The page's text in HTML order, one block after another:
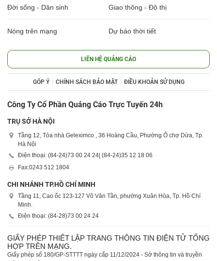
Đời sống - Dân sinh Giao thông - Đô thị
Nóng trên mạng Dự báo thời tiết
LIÊN HỆ QUẢNG CÁO
GÓP Ý CHÍNH SÁCH BẢO MẬT ĐIỀU KHOẢN SỬ DỤNG
Công Ty Cổ Phần Quảng Cáo Trực Tuyến 24h
TRỤ SỞ HÀ NỘI
Tầng 12, Tòa nhà Geleximco , 36 Hoàng Cầu, Phường Ô chợ Dừa, Tp.
Hà Nội
Điện thoại: (84-24)73 00 24 24 | (84-24)35 12 18 06
Fax:0243 512 1804
CHI NHÁNH TP.HỒ CHÍ MINH
Tầng 11, Cao ốc 123-127 Võ Văn Tần, phường Xuân Hòa, Tp. Hồ Chí
Minh.
Điện thoại: (84-28)73 00 24 24
GIẤY PHÉP THIẾT LẬP TRANG THÔNG TIN ĐIỆN TỬ TỔNG
HỢP TRÊN MẠNG.
Giấy phép số 180/GP-STTTT ngày cấp 11/12/2024 - Sở thông tin và truyền